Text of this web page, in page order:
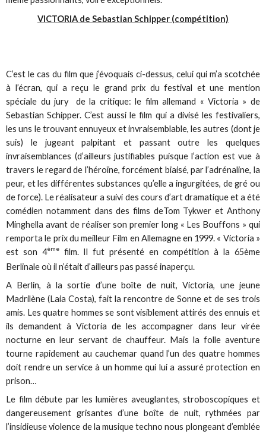
VICTORIA de Sebastian Schipper (compétition)
C’est le cas du film que j’évoquais ci-dessus, celui qui m’a scotchée
à l’écran, qui a reçu le grand prix du festival et une mention
spéciale du jury de la critique: le film allemand « Victoria » de
Sebastian Schipper. C’est aussi le film qui a divisé les festivaliers,
les uns le trouvant ennuyeux et invraisemblable, les autres (dont je
suis) le jugeant palpitant et passant outre les quelques
invraisemblances (d’ailleurs justifiables puisque l’action est vue à
travers le regard de l’héroïne, forcément biaisé, par l’adrénaline, la
peur, et les différentes substances qu’elle a ingurgitées, de gré ou
de force). Le réalisateur a suivi des cours d’art dramatique et a été
comédien notamment dans des films deTom Tykwer et Anthony
Minghella avant de réaliser son premier long « Les Bouffons » qui
remporta le prix du meilleur Film en Allemagne en 1999. « Victoria »
est son 4èmefilm. Il fut présenté en compétition à la 65ème
Berlinale où il n’était d’ailleurs pas passé inaperçu.
A Berlin, à la sortie d’une boîte de nuit, Victoria, une jeune
Madrilène (Laia Costa), fait la rencontre de Sonne et de ses trois
amis. Les quatre hommes se sont visiblement attirés des ennuis et
ils demandent à Victoria de les accompagner dans leur virée
nocturne en leur servant de chauffeur. Mais la folle aventure
tourne rapidement au cauchemar quand l’un des quatre hommes
doit rendre un service à un homme qui lui a assuré protection en
prison…
Le film débute par les lumières aveuglantes, stroboscopiques et
dangereusement grisantes d’une boîte de nuit, rythmées par
l’insidieuse violence de la musique techno nous plongeant d’emblée